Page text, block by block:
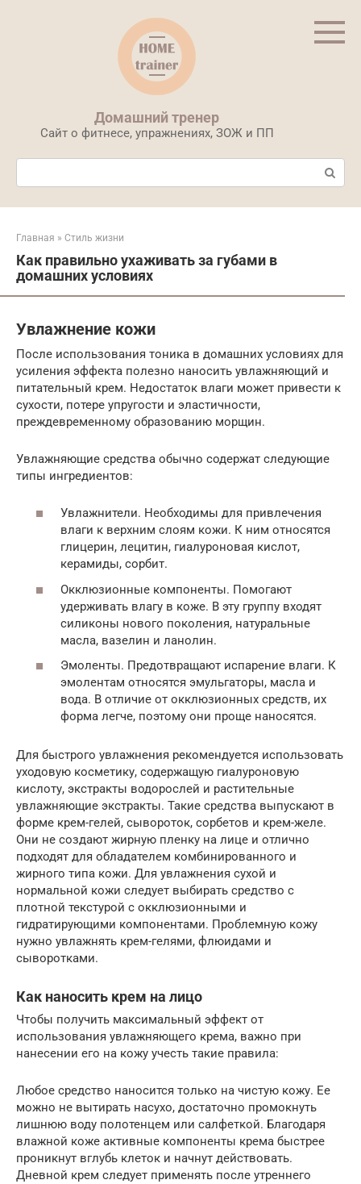
Домашний тренер
Сайт о фитнесе, упражнениях, ЗОЖ и ПП
Поиск:
Главная » Стиль жизни
Как правильно ухаживать за губами в
домашних условиях
Увлажнение кожи
После использования тоника в домашних условиях для
усиления эффекта полезно наносить увлажняющий и
питательный крем. Недостаток влаги может привести к
сухости, потере упругости и эластичности,
преждевременному образованию морщин.
Увлажняющие средства обычно содержат следующие
типы ингредиентов:
Увлажнители. Необходимы для привлечения
влаги к верхним слоям кожи. К ним относятся
глицерин, лецитин, гиалуроновая кислот,
керамиды, сорбит.
Окклюзионные компоненты. Помогают
удерживать влагу в коже. В эту группу входят
силиконы нового поколения, натуральные
масла, вазелин и ланолин.
Эмоленты. Предотвращают испарение влаги. К
эмолентам относятся эмульгаторы, масла и
вода. В отличие от окклюзионных средств, их
форма легче, поэтому они проще наносятся.
Для быстрого увлажнения рекомендуется использовать
уходовую косметику, содержащую гиалуроновую
кислоту, экстракты водорослей и растительные
увлажняющие экстракты. Такие средства выпускают в
форме крем-гелей, сывороток, сорбетов и крем-желе.
Они не создают жирную пленку на лице и отлично
подходят для обладателем комбинированного и
жирного типа кожи. Для увлажнения сухой и
нормальной кожи следует выбирать средство с
плотной текстурой с окклюзионными и
гидратирующими компонентами. Проблемную кожу
нужно увлажнять крем-гелями, флюидами и
сыворотками.
Как наносить крем на лицо
Чтобы получить максимальный эффект от
использования увлажняющего крема, важно при
нанесении его на кожу учесть такие правила:
Любое средство наносится только на чистую кожу. Ее
можно не вытирать насухо, достаточно промокнуть
лишнюю воду полотенцем или салфеткой. Благодаря
влажной коже активные компоненты крема быстрее
проникнут вглубь клеток и начнут действовать.
Дневной крем следует применять после утреннего